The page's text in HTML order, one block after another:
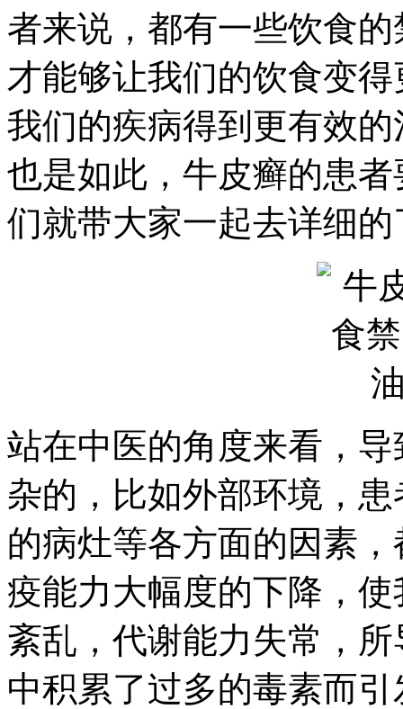
者来说，都有一些饮食
才能够让我们的饮食变
我们的疾病得到更有效
也是如此，牛皮癣的患
们就带大家一起去详细
站在中医的角度来看，
杂的，比如外部环境，
的病灶等各方面的因素
疫能力大幅度的下降，
紊乱，代谢能力失常，
中积累了过多的毒素而